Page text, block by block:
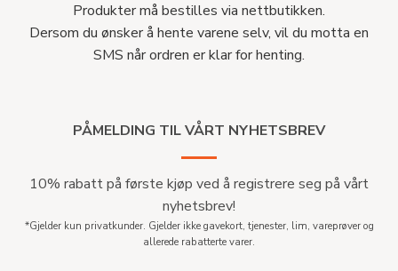
Produkter må bestilles via nettbutikken.
Dersom du ønsker å hente varene selv, vil du motta en
SMS når ordren er klar for henting.
PÅMELDING TIL VÅRT NYHETSBREV
10% rabatt på første kjøp ved å registrere seg på vårt
nyhetsbrev!
*Gjelder kun privatkunder. Gjelder ikke gavekort, tjenester, lim, vareprøver og
allerede rabatterte varer.